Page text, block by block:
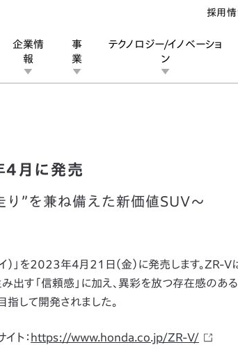
企業情
報
事
業
テクノロジー/イノベーショ
ン
ン
採用情
を2023年4月に発売
月に発売
り”を兼ね備えた新価値SUV～
」を2023年4月21日（金）に発売します。ZR-V
す「信頼感」に加え、異彩を放つ存在感のある
して開発されました。
ト： https://www.honda.co.jp/ZR-V/